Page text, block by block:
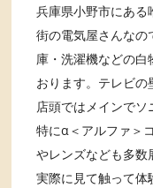
兵庫県小野市にある
街の電気屋さんな
庫・洗濯機などの
おります。テレビの
店頭ではメインでソ
特にα＜アルファ＞
やレンズなども多数
実際に見て触って体